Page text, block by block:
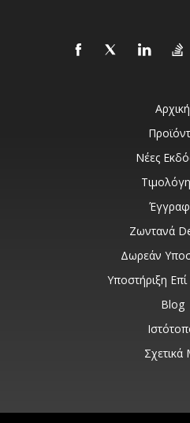
Αρχική
Νέες
Ζωντανά
Δωρεάν
Υποστήριξη
Blog
Σχετικά